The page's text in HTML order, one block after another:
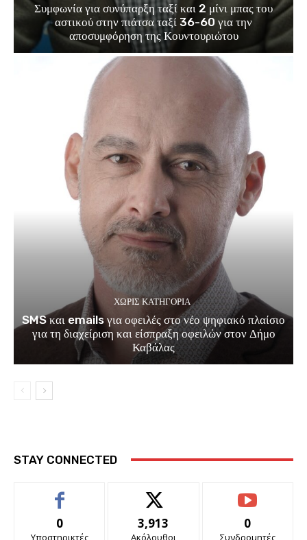
Συμφωνία για συνύπαρξη ταξί και 2 μίνι μπας του
αστικού στην πιάτσα ταξί 36-60 για την
αποσυμφόρηση της Κουντουριώτου
ΧΩΡΊΣ ΚΑΤΗΓΟΡΊΑ
SMS και emails για οφειλές στο νέο ψηφιακό πλαίσιο
για τη διαχείριση και είσπραξη οφειλών στον Δήμο
Καβάλας
STAY CONNECTED
0
Υποστηρικτές
3,913
Ακόλουθοι
0
Συνδρομητές